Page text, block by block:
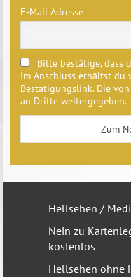
E-Mail Adresse
Bitte bestätige, dass
Im Anschluss erhältst
Bestätigungslink. Die
an Dritte weitergegeben.
Hellsehen /
Nein zu
kostenlos
Hellsehen ohne